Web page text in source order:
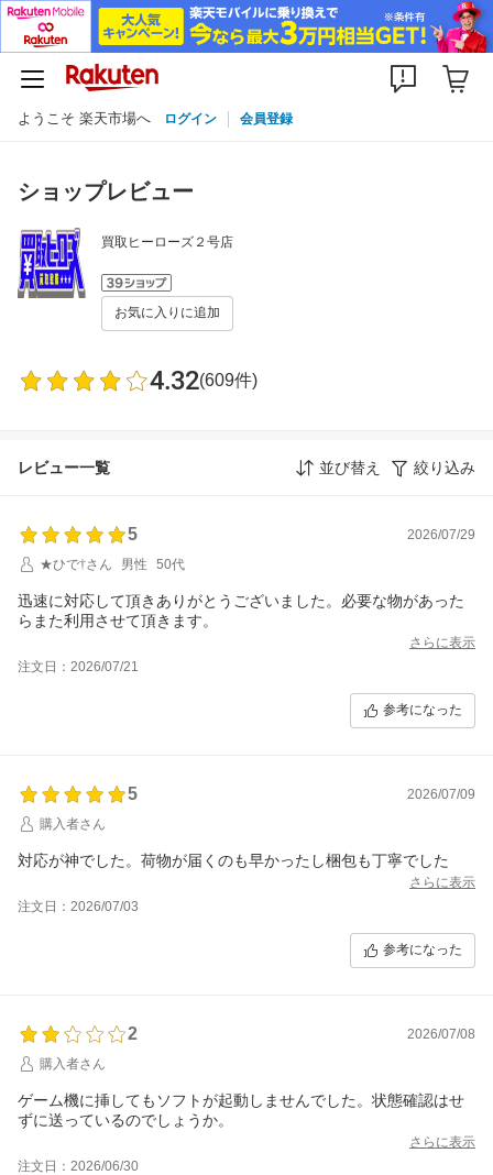
ようこそ 楽天市場へ ログイン 会員登録
ショップレビュー
買取ヒーローズ２号店
お気に入りに追加
4.32(609件)
レビュー一覧 並び替え 絞り込み
5
2026/07/29
★ひで†さん
男性 50代
迅速に対応して頂きありがとうございました。必要な物があった
らまた利用させて頂きます。
さらに表示
注文日：2026/07/21
参考になった
5
2026/07/09
購入者さん
対応が神でした。荷物が届くのも早かったし梱包も丁寧でした
さらに表示
注文日：2026/07/03
参考になった
2
2026/07/08
購入者さん
ゲーム機に挿してもソフトが起動しませんでした。状態確認はせ
ずに送っているのでしょうか。
さらに表示
注文日：2026/06/30